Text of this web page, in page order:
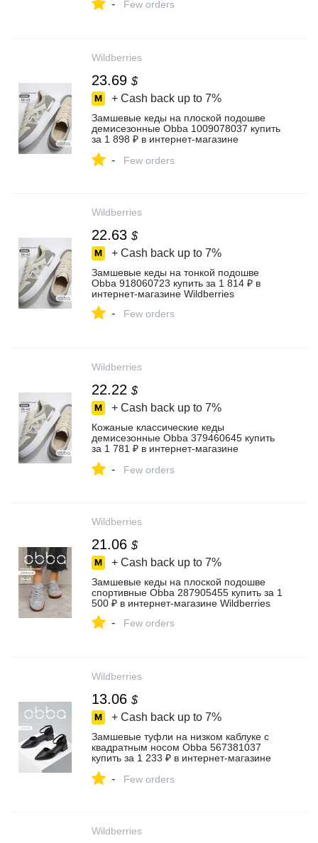
- Few orders
Wildberries
23.69 $
+ Cash back up to 7%
Замшевые кеды на плоской подошве
демисезонные Obba 1009078037 купить
за 1 898 ₽ в интернет‑магазине
- Few orders
Wildberries
22.63 $
+ Cash back up to 7%
Замшевые кеды на тонкой подошве
Obba 918060723 купить за 1 814 ₽ в
интернет‑магазине Wildberries
- Few orders
Wildberries
22.22 $
+ Cash back up to 7%
Кожаные классические кеды
демисезонные Obba 379460645 купить
за 1 781 ₽ в интернет‑магазине
- Few orders
Wildberries
21.06 $
+ Cash back up to 7%
Замшевые кеды на плоской подошве
спортивные Obba 287905455 купить за 1
500 ₽ в интернет‑магазине Wildberries
- Few orders
Wildberries
13.06 $
+ Cash back up to 7%
Замшевые туфли на низком каблуке с
квадратным носом Obba 567381037
купить за 1 233 ₽ в интернет‑магазине
- Few orders
Wildberries